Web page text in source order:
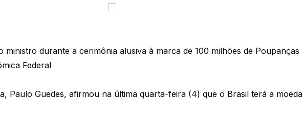
ministro durante a cerimônia alusiva à marca de 100 milhões de Poupanças
Federal
Paulo Guedes, afirmou na última quarta-feira (4) que o Brasil terá a moeda